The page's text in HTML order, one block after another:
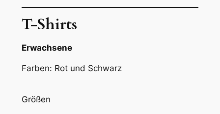
T-Shirts
Erwachsene
Farben: Rot und Schwarz
Größen